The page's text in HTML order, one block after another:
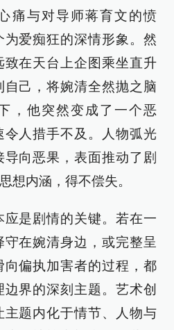
痛与对导师蒋育文的愤
爱痴狂的深情形象。然
在天台上企图乘坐直升
己，将婉清全然抛之脑
，他突然变成了一个恶
令人措手不及。人物弧光
向恶果，表面推动了剧
想内涵，得不偿失。
是剧情的关键。若在一
在婉清身边，或完整呈
偏执加害者的过程，都
界的深刻主题。艺术创
题内化于情节、人物与